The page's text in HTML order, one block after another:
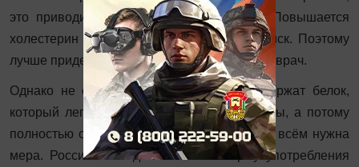
это приводит к плачевным результатам. Повышается
холестерин в крови со временем – это риск. Поэтому
лучше придерживаться нормы», – отметила врач.
Однако не стоит забывать, что яйца содержат белок,
который легко усваивается, йод и витамины, а потому
полностью отказываться от них нельзя. Во всём нужна
мера. Россияне по данным СМИ норму употребления